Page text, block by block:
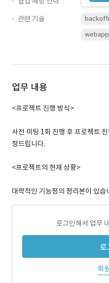
관련 기술
webapp
업무 내용
<프로젝트 진행 방식>
사전 미팅 1회 진행 후 프로젝트
청드립니다.
<프로젝트의 현재 상황>
대략적인 기능정의 정리본이 있습
로그인해서 업무
로
회